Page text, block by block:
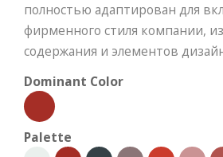
полностью адаптирован для
фирменного стиля компании,
содержания и элементов
Dominant Color
Palette